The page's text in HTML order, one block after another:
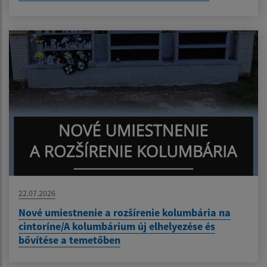
22.07.2026
Nové umiestnenie a rozšírenie kolumbária na
cintoríne/A kolumbárium új elhelyezése és
bővítése a temetőben